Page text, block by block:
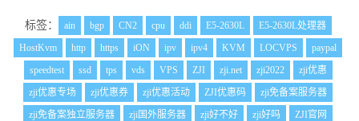
标签： ain bgp CN2 cpu ddi E5-2630L
E5-2630L处理器
HostKvm
http https iON ipv ipv4 KVM LOCVPS
paypal
speedtest
ssd tps vds VPS ZJI zji.net zji2022
zji优惠
zji优惠专场
zji优惠券 zji优惠活动 ZJI优惠码
zji免备案服务器
zji免备案独立服务器
zji国外服务器 zji好不好 zji好吗
ZJI官网